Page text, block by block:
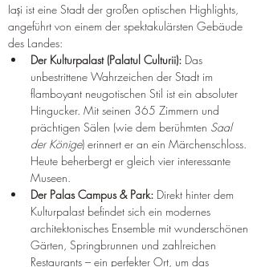
Iași ist eine Stadt der großen optischen Highlights,
angeführt von einem der spektakulärsten Gebäude
des Landes:
Der Kulturpalast (Palatul Culturii): Das
unbestrittene Wahrzeichen der Stadt im
flamboyant neugotischen Stil ist ein absoluter
Hingucker. Mit seinen 365 Zimmern und
prächtigen Sälen (wie dem berühmten Saal
der Könige) erinnert er an ein Märchenschloss.
Heute beherbergt er gleich vier interessante
Museen.
Der Palas Campus & Park: Direkt hinter dem
Kulturpalast befindet sich ein modernes
architektonisches Ensemble mit wunderschönen
Gärten, Springbrunnen und zahlreichen
Restaurants – ein perfekter Ort, um das